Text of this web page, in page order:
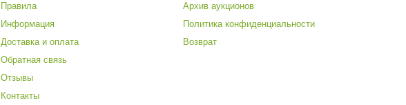
Правила
Информация
Доставка и оплата
Обратная связь
Отзывы
Контакты
Архив аукционов
Политика конфиденциальности
Возврат